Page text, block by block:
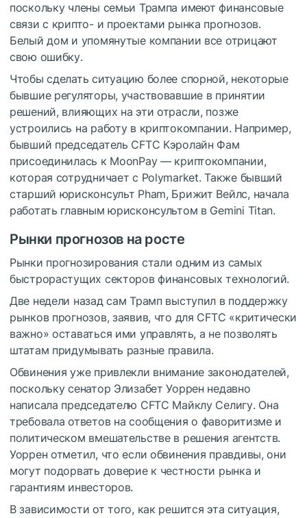
поскольку члены семьи Трампа имеют финансовые
связи с крипто- и проектами рынка прогнозов.
Белый дом и упомянутые компании все отрицают
свою ошибку.
Чтобы сделать ситуацию более спорной, некоторые
бывшие регуляторы, участвовавшие в принятии
решений, влияющих на эти отрасли, позже
устроились на работу в криптокомпании. Например,
бывший председатель CFTC Кэролайн Фам
присоединилась к MoonPay — криптокомпании,
которая сотрудничает с Polymarket. Также бывший
старший юрисконсульт Pham, Брижит Вейлс, начала
работать главным юрисконсультом в Gemini Titan.
Рынки прогнозов на росте
Рынки прогнозирования стали одним из самых
быстрорастущих секторов финансовых технологий.
Две недели назад сам Трамп выступил в поддержку
рынков прогнозов, заявив, что для CFTC «критически
важно» оставаться ими управлять, а не позволять
штатам придумывать разные правила.
Обвинения уже привлекли внимание законодателей,
поскольку сенатор Элизабет Уоррен недавно
написала председателю CFTC Майклу Селигу. Она
требовала ответов на сообщения о фаворитизме и
политическом вмешательстве в решения агентств.
Уоррен отметил, что если обвинения правдивы, они
могут подорвать доверие к честности рынка и
гарантиям инвесторов.
В зависимости от того, как решится эта ситуация,